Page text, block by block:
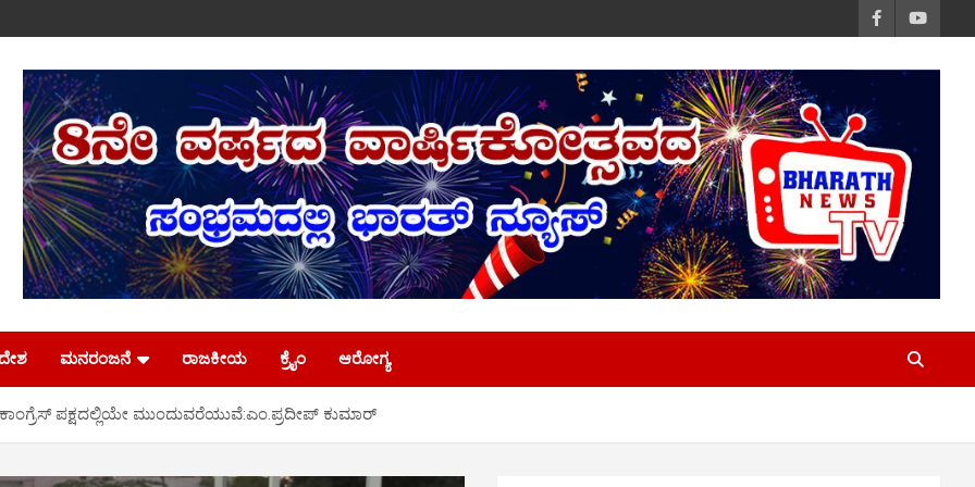
ಮನರಂಜನೆ ರಾಜಕೀಯ ಕ್ರೈಂ ಆರೋಗ್ಯ
ಕಾಂಗ್ರೆಸ್ ಪಕ್ಷದಲ್ಲಿಯೇ ಮುಂದುವರೆಯುವೆ:ಎಂ.ಪ್ರದೀಪ್ ಕುಮಾರ್